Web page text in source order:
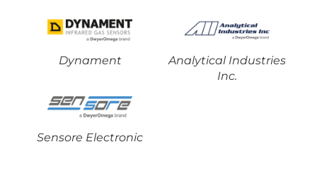
Dynament
Analytical Industries
Inc.
Sensore Electronic